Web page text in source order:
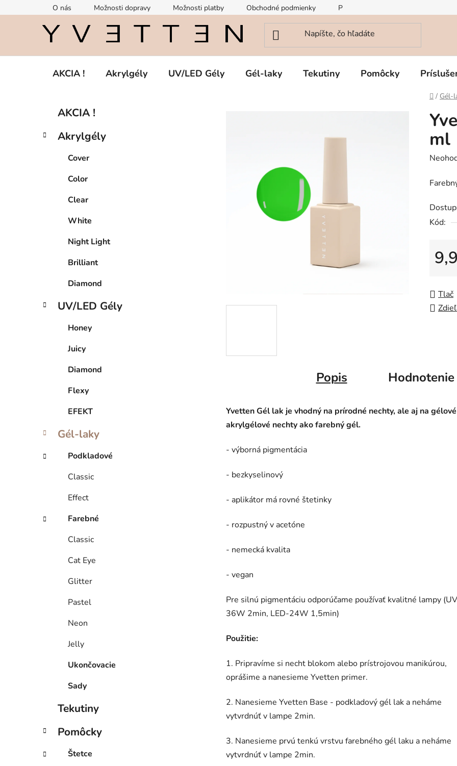
na
O nás Možnosti dopravy Možnosti platby Obchodné podmienky Podmienky ochrany osobných údajov
AKCIA ! Akrylgély UV/LED Gély Gél-laky Tekutiny Pomôcky
Domov
/ Gél-
č
Preskočiť
kategórie
e
AKCIA !
Akrylgély
Cover
Color
Clear
White
Night Light
Brilliant
Diamond
UV/LED Gély
Honey
Juicy
Diamond
Flexy
EFEKT
Gél-laky
Podkladové
Classic
Effect
Farebné
Classic
Cat Eye
Glitter
Pastel
Neon
Jelly
Ukončovacie
Sady
Tekutiny
Pomôcky
Štetce
ml
0,0
z
Kód:
Tlač
Popis Hodnotenie
Yvetten Gél lak je vhodný na prírodné nechty, ale aj na
akrylgélové nechty ako farebný gél.
- výborná pigmentácia
- bezkyselinový
- aplikátor má rovné štetinky
- rozpustný v acetóne
- nemecká kvalita
- vegan
Pre silnú pigmentáciu odporúčame používať kvalitné lampy
36W 2min, LED-24W 1,5min)
Použitie:
1. Pripravíme si necht blokom alebo prístrojovou manikúrou,
oprášime a nanesieme Yvetten primer.
2. Nanesieme Yvetten Base - podkladový gél lak a neháme
vytvrdnúť v lampe 2min.
3. Nanesieme prvú tenkú vrstvu farebného gél laku a neháme
vytvrdnúť v lampe 2min.